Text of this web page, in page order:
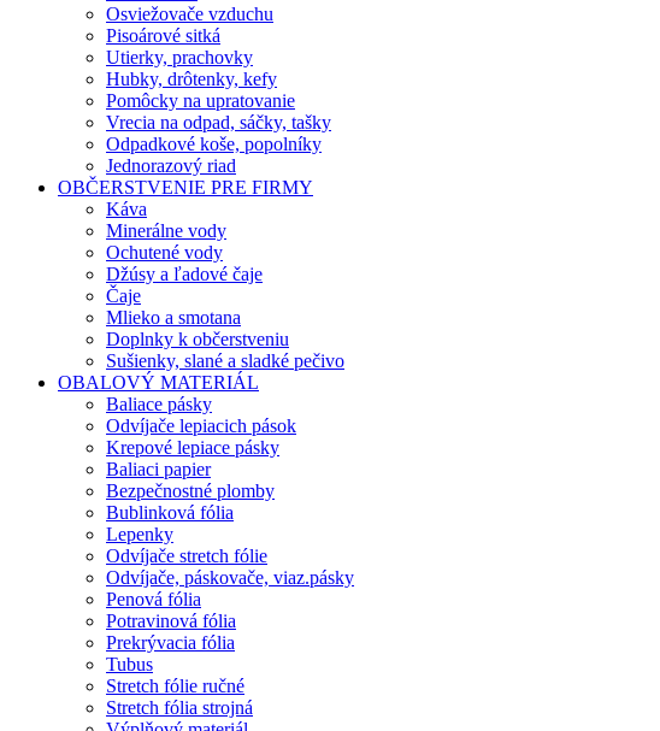
Osviežovače vzduchu
Pisoárové sitká
Utierky, prachovky
Hubky, drôtenky, kefy
Pomôcky na upratovanie
Vrecia na odpad, sáčky, tašky
Odpadkové koše, popolníky
Jednorazový riad
OBČERSTVENIE PRE FIRMY
Káva
Minerálne vody
Ochutené vody
Džúsy a ľadové čaje
Čaje
Mlieko a smotana
Doplnky k občerstveniu
Sušienky, slané a sladké pečivo
OBALOVÝ MATERIÁL
Baliace pásky
Odvíjače lepiacich pások
Krepové lepiace pásky
Baliaci papier
Bezpečnostné plomby
Bublinková fólia
Lepenky
Odvíjače stretch fólie
Odvíjače, páskovače, viaz.pásky
Penová fólia
Potravinová fólia
Prekrývacia fólia
Tubus
Stretch fólie ručné
Stretch fólia strojná